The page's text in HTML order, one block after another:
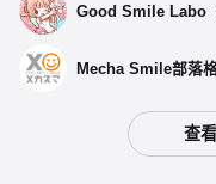
「SK∞ エスケーエイト
2023年10月發售・每人限購
「SK∞ エスケーエイ
預購期間：2023年08月06
Good Smile Labo
Mecha Smile部落格
查